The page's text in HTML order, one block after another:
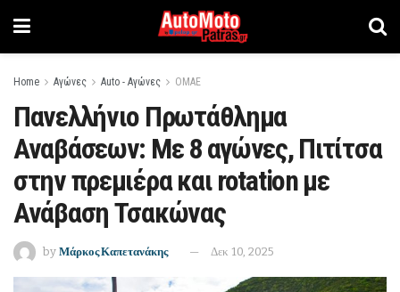
Home Αγώνες Auto - Αγώνες ΟΜΑΕ
Πανελλήνιο Πρωτάθλημα
Αναβάσεων: Με 8 αγώνες, Πιτίτσα
στην πρεμιέρα και rotation με
Ανάβαση Τσακώνας
by Μάρκος Καπετανάκης Δεκ 10, 2025